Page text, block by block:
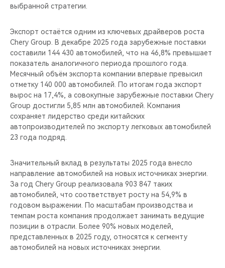
выбранной стратегии.
Экспорт остаётся одним из ключевых драйверов роста
Chery Group. В декабре 2025 года зарубежные поставки
составили 144 430 автомобилей, что на 46,8% превышает
показатель аналогичного периода прошлого года.
Месячный объём экспорта компании впервые превысил
отметку 140 000 автомобилей. По итогам года экспорт
вырос на 17,4%, а совокупные зарубежные поставки Chery
Group достигли 5,85 млн автомобилей. Компания
сохраняет лидерство среди китайских
автопроизводителей по экспорту легковых автомобилей
23 года подряд.
Значительный вклад в результаты 2025 года внесло
направление автомобилей на новых источниках энергии.
За год Chery Group реализовала 903 847 таких
автомобилей, что соответствует росту на 54,9% в
годовом выражении. По масштабам производства и
темпам роста компания продолжает занимать ведущие
позиции в отрасли. Более 90% новых моделей,
представленных в 2025 году, относятся к сегменту
автомобилей на новых источниках энергии.